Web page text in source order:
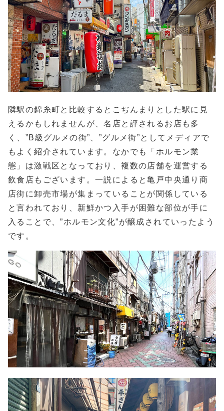
隣駅の錦糸町と比較するとこぢんまりとした駅に見
えるかもしれませんが、名店と評されるお店も多
く、”B級グルメの街”、”グルメ街”としてメディアで
もよく紹介されています。なかでも「ホルモン業
態」は激戦区となっており、複数の店舗を運営する
飲食店もございます。一説によると亀戸中央通り商
店街に卸売市場が集まっていることが関係している
と言われており、新鮮かつ入手が困難な部位が手に
入ることで、”ホルモン文化”が醸成されていったよう
です。